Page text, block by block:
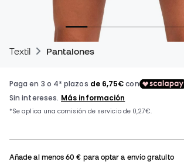
Textil Pantalones
Añade al menos60 € para optar a envío gratuito